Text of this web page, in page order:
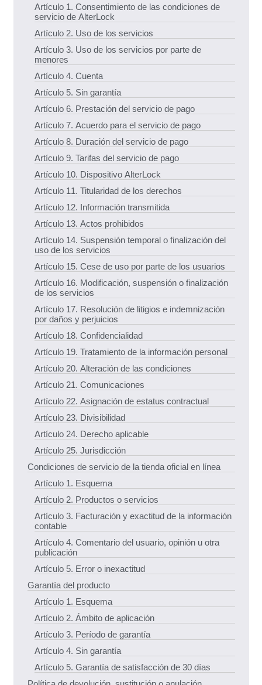
Artículo 1. Consentimiento de las condiciones de
servicio de AlterLock
Artículo 2. Uso de los servicios
Artículo 3. Uso de los servicios por parte de
menores
Artículo 4. Cuenta
Artículo 5. Sin garantía
Artículo 6. Prestación del servicio de pago
Artículo 7. Acuerdo para el servicio de pago
Artículo 8. Duración del servicio de pago
Artículo 9. Tarifas del servicio de pago
Artículo 10. Dispositivo AlterLock
Artículo 11. Titularidad de los derechos
Artículo 12. Información transmitida
Artículo 13. Actos prohibidos
Artículo 14. Suspensión temporal o finalización del
uso de los servicios
Artículo 15. Cese de uso por parte de los usuarios
Artículo 16. Modificación, suspensión o finalización
de los servicios
Artículo 17. Resolución de litigios e indemnización
por daños y perjuicios
Artículo 18. Confidencialidad
Artículo 19. Tratamiento de la información personal
Artículo 20. Alteración de las condiciones
Artículo 21. Comunicaciones
Artículo 22. Asignación de estatus contractual
Artículo 23. Divisibilidad
Artículo 24. Derecho aplicable
Artículo 25. Jurisdicción
Condiciones de servicio de la tienda oficial en línea
Artículo 1. Esquema
Artículo 2. Productos o servicios
Artículo 3. Facturación y exactitud de la información
contable
Artículo 4. Comentario del usuario, opinión u otra
publicación
Artículo 5. Error o inexactitud
Garantía del producto
Artículo 1. Esquema
Artículo 2. Ámbito de aplicación
Artículo 3. Período de garantía
Artículo 4. Sin garantía
Artículo 5. Garantía de satisfacción de 30 días